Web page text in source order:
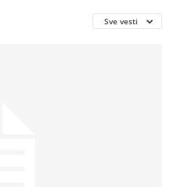
Sve vesti